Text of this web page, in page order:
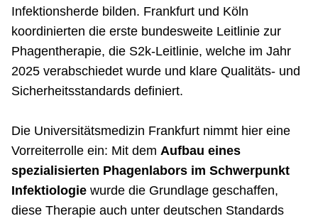
Infektionsherde bilden. Frankfurt und Köln
koordinierten die erste bundesweite Leitlinie zur
Phagentherapie, die S2k-Leitlinie, welche im Jahr
2025 verabschiedet wurde und klare Qualitäts- und
Sicherheitsstandards definiert.
Die Universitätsmedizin Frankfurt nimmt hier eine
Vorreiterrolle ein: Mit dem Aufbau eines
spezialisierten Phagenlabors im Schwerpunkt
Infektiologiewurde die Grundlage geschaffen,
diese Therapie auch unter deutschen Standards